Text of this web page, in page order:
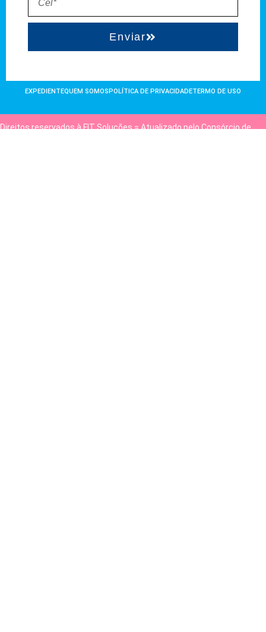
Enviar
EXPEDIENTEQUEM SOMOS POLÍTICA DE PRIVACIDADETERMO DE USO
Direitos reservados à FIT Soluções = Atualizado pelo Consórcio de